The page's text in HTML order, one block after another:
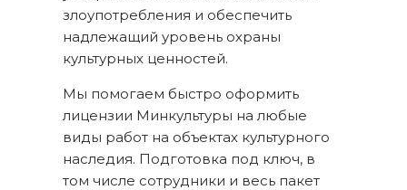
злоупотребления и обеспечить
надлежащий уровень охраны
культурных ценностей.
Мы помогаем быстро оформить
лицензии Минкультуры на любые
виды работ на объектах культурного
наследия. Подготовка под ключ, в
том числе сотрудники и весь пакет